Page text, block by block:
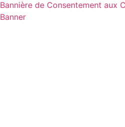
Bannière de Consentement aux
Banner